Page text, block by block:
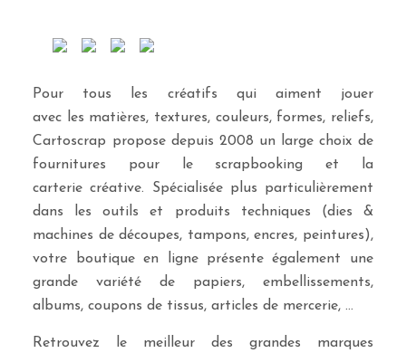
Pour tous les créatifs qui aiment jouer
avec les matières, textures, couleurs, formes, reliefs,
Cartoscrap propose depuis 2008 un large choix de
fournitures pour le scrapbooking et la
carterie créative. Spécialisée plus particulièrement
dans les outils et produits techniques (dies &
machines de découpes, tampons, encres, peintures),
votre boutique en ligne présente également une
grande variété de papiers, embellissements,
albums, coupons de tissus, articles de mercerie, …
Retrouvez le meilleur des grandes marques